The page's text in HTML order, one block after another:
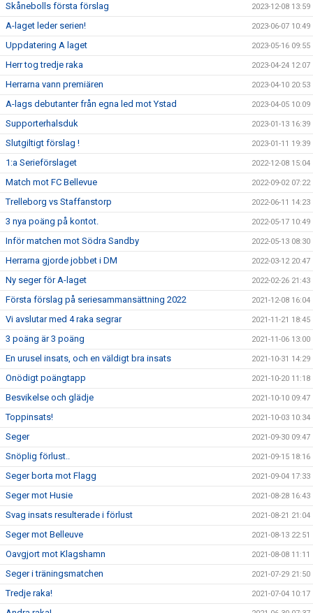
Skånebolls första förslag 2023-12-08 13:59
A-laget leder serien! 2023-06-07 10:49
Uppdatering A laget 2023-05-16 09:55
Herr tog tredje raka 2023-04-24 12:07
Herrarna vann premiären 2023-04-10 20:53
A-lags debutanter från egna led mot Ystad 2023-04-05 10:09
Supporterhalsduk 2023-01-13 16:39
Slutgiltigt förslag ! 2023-01-11 19:39
1:a Serieförslaget 2022-12-08 15:04
Match mot FC Bellevue 2022-09-02 07:22
Trelleborg vs Staffanstorp 2022-06-11 14:23
3 nya poäng på kontot. 2022-05-17 10:49
Inför matchen mot Södra Sandby 2022-05-13 08:30
Herrarna gjorde jobbet i DM 2022-03-12 20:47
Ny seger för A-laget 2022-02-26 21:43
Första förslag på seriesammansättning 2022 2021-12-08 16:04
Vi avslutar med 4 raka segrar 2021-11-21 18:45
3 poäng är 3 poäng 2021-11-06 13:00
En urusel insats, och en väldigt bra insats 2021-10-31 14:29
Onödigt poängtapp 2021-10-20 11:18
Besvikelse och glädje 2021-10-10 09:47
Toppinsats! 2021-10-03 10:34
Seger 2021-09-30 09:47
Snöplig förlust.. 2021-09-15 18:16
Seger borta mot Flagg 2021-09-04 17:33
Seger mot Husie 2021-08-28 16:43
Svag insats resulterade i förlust 2021-08-21 21:04
Seger mot Belleuve 2021-08-13 22:51
Oavgjort mot Klagshamn 2021-08-08 11:11
Seger i träningsmatchen 2021-07-29 21:50
Tredje raka! 2021-07-04 10:17